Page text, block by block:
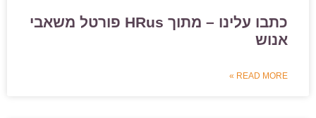
כתבו עלינו – מתוך HRus פורטל משאבי
אנוש
READ MORE »